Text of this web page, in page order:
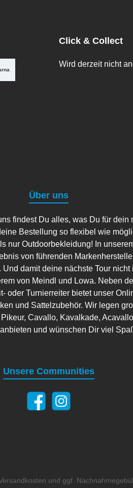
Click & Collect
Wird derzeit nicht
Über uns
findest Du alles, was Du für
Bestellung so flexibel wie
nur Outdoorbekleidung! In
von führenden
damit deine nächste Tour
von Meindl und Lowa. Neben
oder Turnierreiter bietet unser
und Sattelzubehör. Wir legen
Cavallo, Kavalkade,
und wünschen Dir viel
Unsere Communities
und ggf.